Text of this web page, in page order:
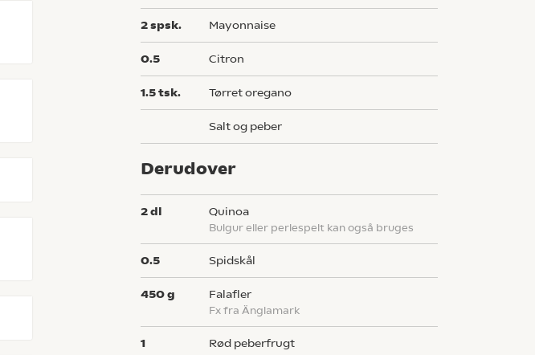
2spsk. mayonnaise
0.5 citron
1.5tsk. tørret oregano
salt og peber
Derudover
2dl quinoa
bulgur eller perlespelt kan også bruges
0.5 spidskål
450g falafler
fx fra Änglamark
1 rød peberfrugt